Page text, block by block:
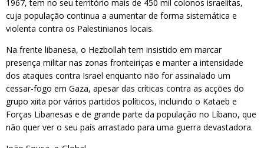
1967, tem no seu território mais de 450 mil colonos israelitas,
cuja população continua a aumentar de forma sistemática e
violenta contra os Palestinianos locais.
Na frente libanesa, o Hezbollah tem insistido em marcar
presença militar nas zonas fronteiriças e manter a intensidade
dos ataques contra Israel enquanto não for assinalado um
cessar-fogo em Gaza, apesar das críticas contra as acções do
grupo xiita por vários partidos políticos, incluindo o Kataeb e
Forças Libanesas e de grande parte da população no Líbano, que
não quer ver o seu país arrastado para uma guerra devastadora.